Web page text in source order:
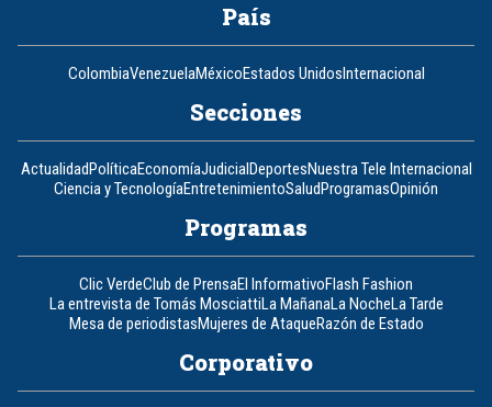
País
ColombiaVenezuelaMéxicoEstados UnidosInternacional
Secciones
ActualidadPolíticaEconomíaJudicialDeportesNuestra Tele Internacional
Ciencia y TecnologíaEntretenimientoSaludProgramasOpinión
Programas
Clic VerdeClub de PrensaEl InformativoFlash Fashion
La entrevista de Tomás MosciattiLa MañanaLa NocheLa Tarde
Mesa de periodistasMujeres de AtaqueRazón de Estado
Corporativo